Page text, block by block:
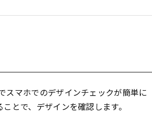
スマホでのデザインチェックが簡単に
とで、デザインを確認します。